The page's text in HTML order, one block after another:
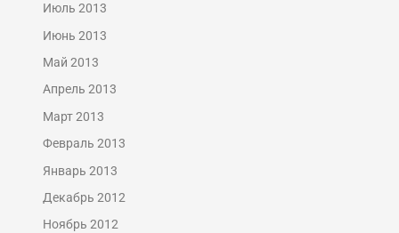
Июль 2013
Июнь 2013
Май 2013
Апрель 2013
Март 2013
Февраль 2013
Январь 2013
Декабрь 2012
Ноябрь 2012